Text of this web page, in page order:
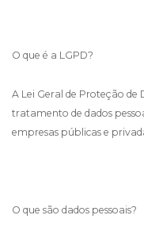
O que é a LGPD?
A Lei Geral de Proteção de
tratamento de dados
empresas públicas e
O que são dados pessoais?